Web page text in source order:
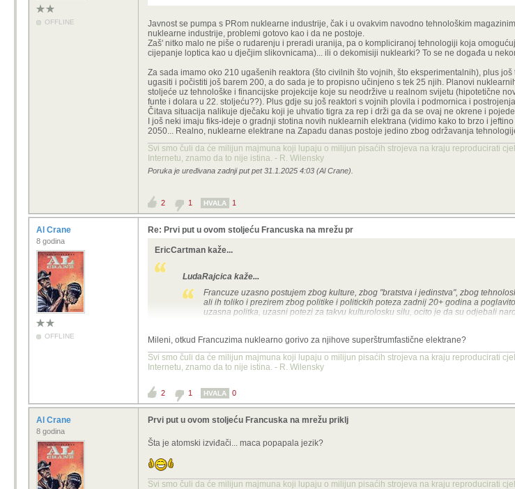
OFFLINE
Javnost se pumpa s PRom nuklearne industrije, čak i u ovakvim navodno tehnološkim
nuklearne industrije, problemi gotovo kao i da ne postoje.
Zaš' nitko malo ne piše o rudarenju i preradi uranija, pa o kompliciranoj tehnologiji koja
cijepanje loptica kao u dječjim slikovnicama)... ili o dekomisiji nuklearki? To se ne događa u
Za sada imamo oko 210 ugašenih reaktora (što civilnih što vojnih, što eksperimentalnih), plus
ugasiti i počistiti još barem 200, a do sada je to propisno učinjeno s tek 25 njih. Planovi
stoljeće uz tehnološke i financijske projekcije koje su neodržive u realnom svijetu (hipotetične
funte i dolara u 22. stoljeću??). Plus gdje su još reaktori s vojnih plovila i podmornica i
Čitava situacija nalikuje dječaku koji je uhvatio tigra za rep i drži ga da se ovaj ne okrene i
I još neki imaju fiks-ideje o gradnji stotina novih nuklearnih elektrana (vidimo kako to brzo i
2050... Realno, nuklearne elektrane na Zapadu danas postoje jedino zbog održavanja
Svi smo čuli da će milijun majmuna koji lupaju o milijun pisaćih strojeva na kraju reproducirati
Internetu, znamo da to nije istina. - R. Wilensky
Poruka je uređivana zadnji put pet 31.1.2025 4:03 (Al Crane).
2 1 HVALA 1
Al Crane
8 godina
OFFLINE
Re: Prvi put u ovom stoljeću Francuska na mrežu pr
EricCartman kaže...
LudaRajcica kaže...
Francuze uzasno postujem zbog kulture, zbog "bratstva i jedinstva", zbog
ali ih toliko i prezirem zbog politike i politickih poteza zadnij 20+ godina a
uzasna politka, uzasni potezi za takvu kulturolosku silu, ocito je da su odjebali
Kolko god ih mrzio zbog politike, bar rimaju m... za razliku od ostatka Europe.
OT: nuklearke su meni trenutno najčišći izvor električne energije u velikim i konstantnim
mislim da će to potvrditi svi iz domene energetike.
Mileni, otkud Francuzima nuklearno gorivo za njihove superštrumfastične elektrane?
Svi smo čuli da će milijun majmuna koji lupaju o milijun pisaćih strojeva na kraju reproducirati
Internetu, znamo da to nije istina. - R. Wilensky
2 1 HVALA 0
Al Crane
8 godina
Prvi put u ovom stoljeću Francuska na mrežu priklj
Šta je atomski izviđači... maca popapala jezik?
Svi smo čuli da će milijun majmuna koji lupaju o milijun pisaćih strojeva na kraju reproducirati